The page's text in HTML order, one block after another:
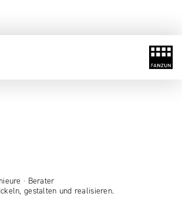
· Berater
gestalten und realisieren.